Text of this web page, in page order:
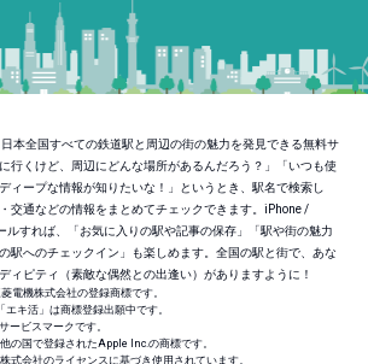
本全国すべての鉄道駅と周辺の街の魅力を発見できる無料サ
行くけど、周辺にどんな場所があるんだろう？」「いつも使
ィープな情報が知りたいな！」というとき、駅名で検索し
交通などの情報をまとめてチェックできます。iPhone /
すれば、「お気に入りの駅や記事の保存」「駅や街の魅力
駅へのチェックイン」も楽しめます。全国の駅と街で、あな
ィピティ（素敵な偶然との出逢い）がありますように！
電機株式会社の登録商標です。
エキ活」は商標登録出願中です。
ービスマークです。
の国で登録されたApple Inc.の商標です。
式会社のライセンスに基づき使用されています。